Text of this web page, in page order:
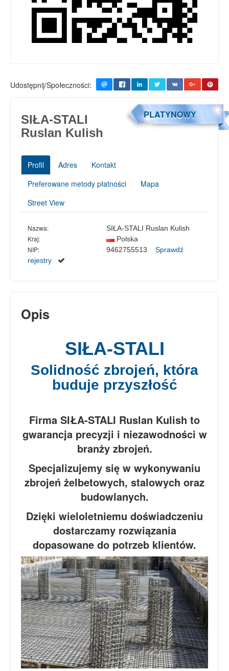
Udostępnij/Społeczności:
PLATYNOWY
SIŁA-STALI
Ruslan Kulish
Profil Adres
Kontakt
Preferowane metody płatności
Mapa
Street View
Nazwa: SIŁA-STALI Ruslan Kulish
Kraj: Polska
NIP: 9462755513 Sprawdź
rejestry
Opis
SIŁA-STALI
Solidność zbrojeń, która
buduje przyszłość
Firma SIŁA-STALI Ruslan Kulish to
gwarancja precyzji i niezawodności w
branży zbrojeń.
Specjalizujemy się w wykonywaniu
zbrojeń żelbetowych, stalowych oraz
budowlanych.
Dzięki wieloletniemu doświadczeniu
dostarczamy rozwiązania
dopasowane do potrzeb klientów.